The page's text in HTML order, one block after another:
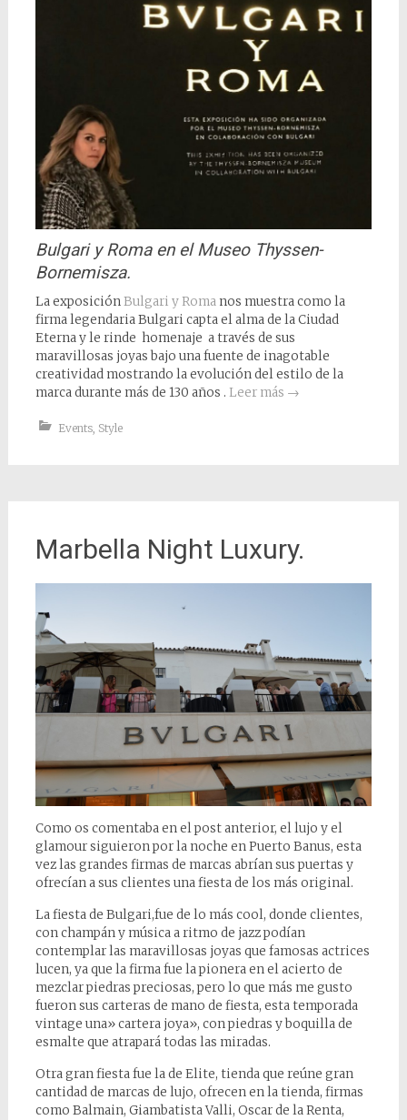
Bulgari y Roma en el Museo Thyssen-
Bornemisza.
La exposiciónBulgari y Romanos muestra como la
firma legendaria Bulgari capta el alma de la Ciudad
Eterna y le rinde homenaje a través de sus
maravillosas joyas bajo una fuente de inagotable
creatividad mostrando la evolución del estilo de la
marca durante más de 130 años . Leer más →
Events, Style
Marbella Night Luxury.
Como os comentaba en el post anterior, el lujo y el
glamour siguieron por la noche en Puerto Banus, esta
vez las grandes firmas de marcas abrían sus puertas y
ofrecían a sus clientes una fiesta de los más original.
La fiesta de Bulgari,fue de lo más cool, donde clientes,
con champán y música a ritmo de jazz podían
contemplar las maravillosas joyas que famosas actrices
lucen, ya que la firma fue la pionera en el acierto de
mezclar piedras preciosas, pero lo que más me gusto
fueron sus carteras de mano de fiesta, esta temporada
vintage una» cartera joya», con piedras y boquilla de
esmalte que atrapará todas las miradas.
Otra gran fiesta fue la de Elite, tienda que reúne gran
cantidad de marcas de lujo, ofrecen en la tienda, firmas
como Balmain, Giambatista Valli, Oscar de la Renta,